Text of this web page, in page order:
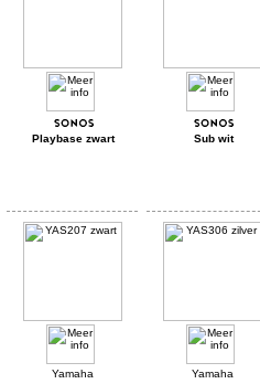
Playbase zwart Sub wit